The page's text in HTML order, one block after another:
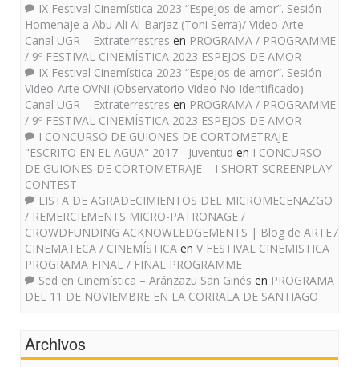
IX Festival Cinemística 2023 “Espejos de amor”. Sesión
Homenaje a Abu Ali Al-Barjaz (Toni Serra)/ Video-Arte –
Canal UGR – Extraterrestres en PROGRAMA / PROGRAMME
/ 9º FESTIVAL CINEMÍSTICA 2023 ESPEJOS DE AMOR
IX Festival Cinemística 2023 “Espejos de amor”. Sesión
Video-Arte OVNI (Observatorio Video No Identificado) –
Canal UGR – Extraterrestres en PROGRAMA / PROGRAMME
/ 9º FESTIVAL CINEMÍSTICA 2023 ESPEJOS DE AMOR
I CONCURSO DE GUIONES DE CORTOMETRAJE
"ESCRITO EN EL AGUA" 2017 - Juventud en I CONCURSO
DE GUIONES DE CORTOMETRAJE – I SHORT SCREENPLAY
CONTEST
LISTA DE AGRADECIMIENTOS DEL MICROMECENAZGO
/ REMERCIEMENTS MICRO-PATRONAGE /
CROWDFUNDING ACKNOWLEDGEMENTS | Blog de ARTE7
CINEMATECA / CINEMÍSTICA en V FESTIVAL CINEMISTICA
PROGRAMA FINAL / FINAL PROGRAMME
Sed en Cinemística – Aránzazu San Ginés en PROGRAMA
DEL 11 DE NOVIEMBRE EN LA CORRALA DE SANTIAGO
Archivos